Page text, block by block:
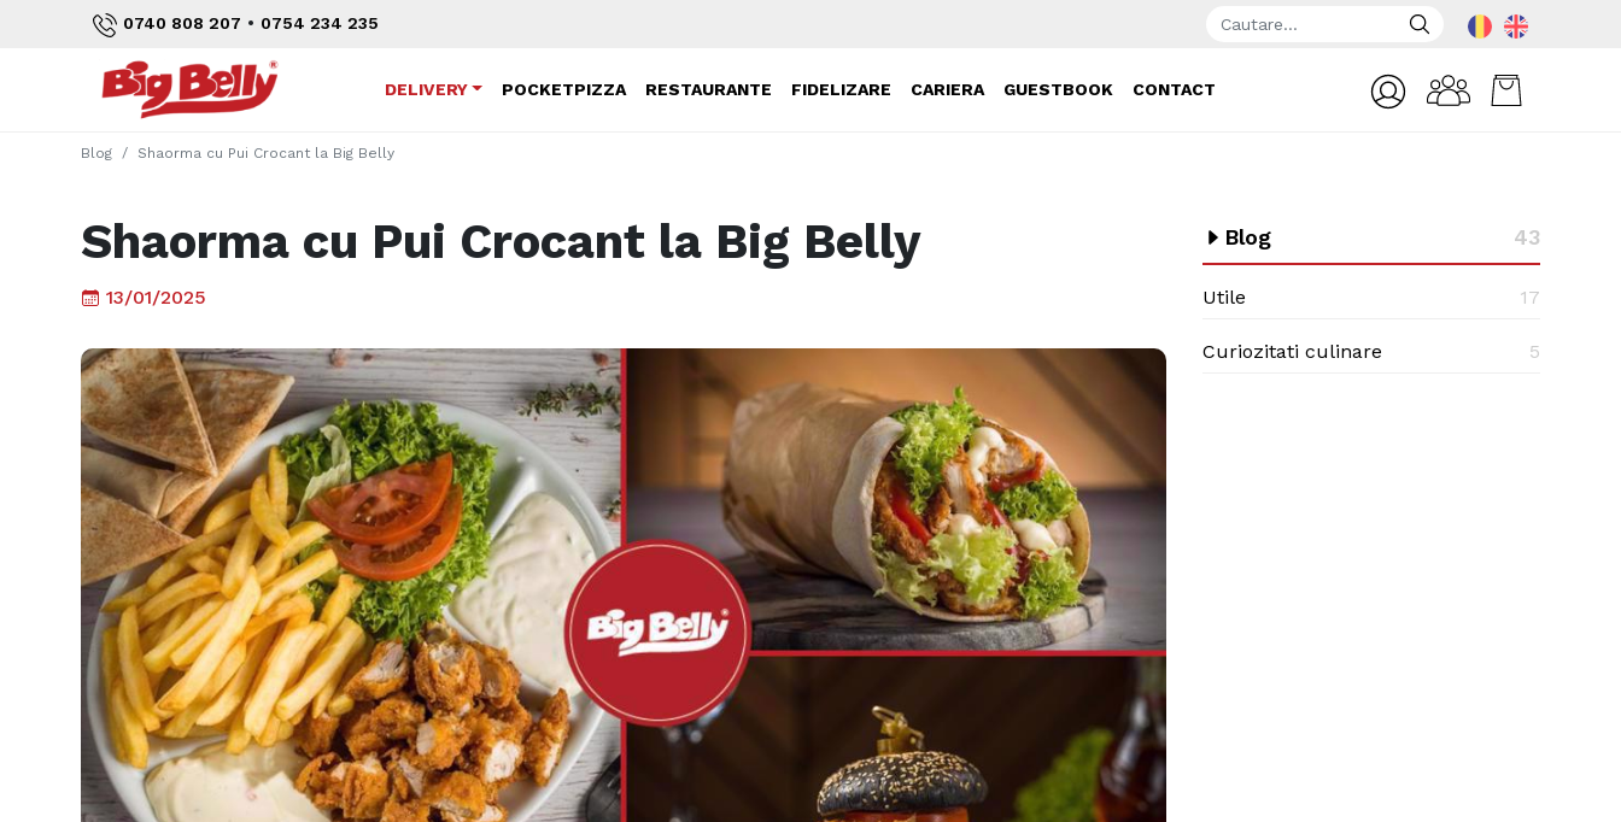
0740 808 207 • 0754 234 235
DELIVERY POCKETPIZZA RESTAURANTE FIDELIZARE CARIERA GUESTBOOK CONTACT
Blog Shaorma cu Pui Crocant la Big Belly
Shaorma cu Pui Crocant la Big Belly
13/01/2025
Blog 43
Utile 17
Curiozitati culinare 5